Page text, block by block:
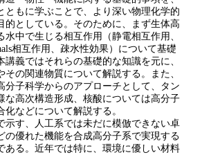
ともに学ぶことで、より深い物理化学的
的としている。そのために、まず生体高
中で生じる相互作用（静電相互作用、
相互作用、疎水性効果）について基礎
講義ではそれらの基礎的な知識を元に、
の関連物質について解説する。また、
分子科学からのアプローチとして、タン
な高次構造形成、核酸については高分子
などについて解説する。
示す、人工系では未だに模倣できない卓
の優れた機能を合成高分子系で実現する
ある。近年では特に、環境に優しい材料